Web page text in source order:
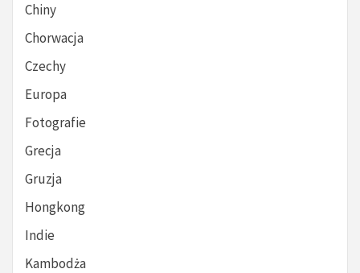
Chiny
Chorwacja
Czechy
Europa
Fotografie
Grecja
Gruzja
Hongkong
Indie
Kambodża